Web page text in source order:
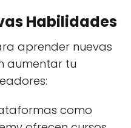
Habilidades
aprender nuevas
aumentar tu
como